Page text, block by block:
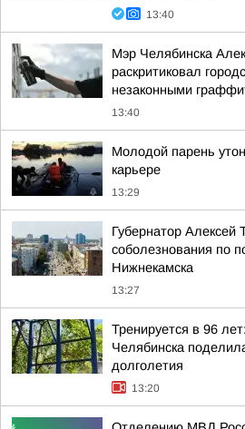
13:40
Мэр Челябинска
раскритиковал
незаконными
13:40
Молодой парень
карьере
13:29
Губернатор Алексей
соболезнования по
Нижнекамска
13:27
Тренируется в 96
Челябинска
долголетия
13:20